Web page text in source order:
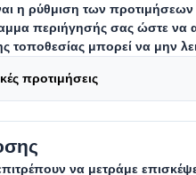
μας
ότι
λύσεων